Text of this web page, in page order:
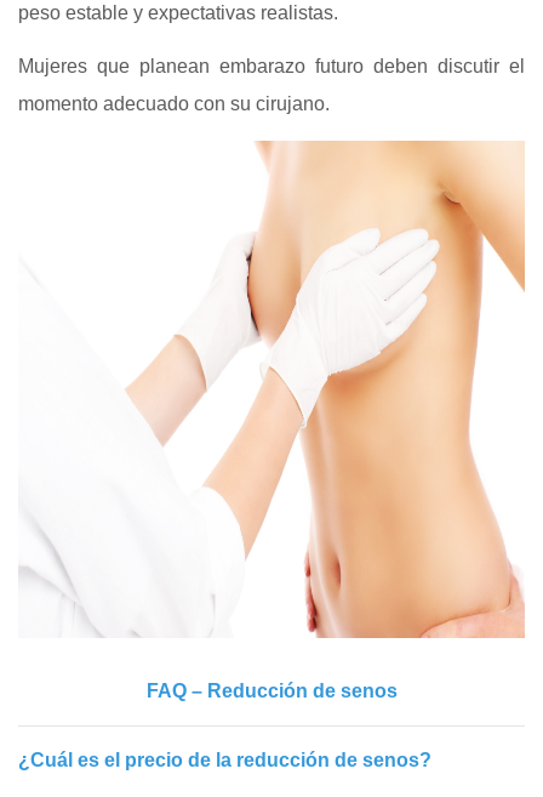
peso estable y expectativas realistas.
Mujeres que planean embarazo futuro deben discutir el
momento adecuado con su cirujano.
FAQ – Reducción de senos
¿Cuál es el precio de la reducción de senos?